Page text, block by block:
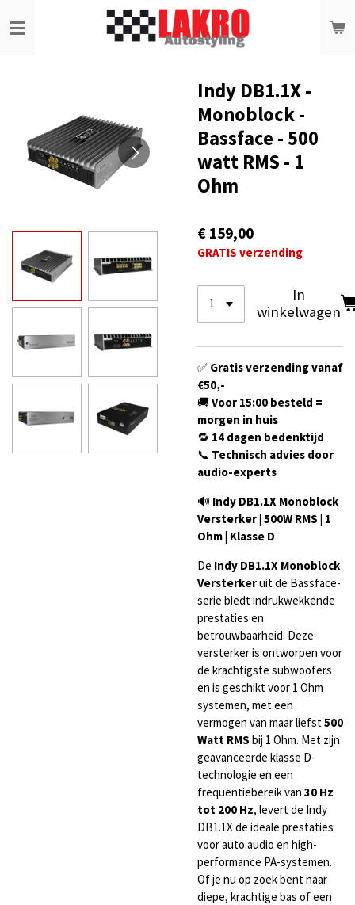
direct
Indy DB1.1X -
Monoblock -
Bassface - 500
watt RMS - 1
Ohm
€ 159,00
GRATIS verzending
In
winkelwagen
✅ Gratis verzending vanaf
€50,-
🚚 Voor 15:00 besteld =
morgen in huis
🔁 14 dagen bedenktijd
📞 Technisch advies door
audio-experts
🔊 Indy DB1.1X Monoblock
Versterker | 500W RMS | 1
Ohm | Klasse D
De Indy DB1.1X Monoblock
Versterkeruit de Bassface-
serie biedt indrukwekkende
prestaties en
betrouwbaarheid. Deze
versterker is ontworpen voor
de krachtigste subwoofers
en is geschikt voor 1 Ohm
systemen, met een
vermogen van maar liefst500
Watt RMS bij 1 Ohm. Met zijn
geavanceerde klasse D-
technologie en een
frequentiebereik van 30 Hz
tot 200 Hz, levert de Indy
DB1.1X de ideale prestaties
voor auto audio en high-
performance PA-systemen.
Of je nu op zoek bent naar
diepe, krachtige bas of een